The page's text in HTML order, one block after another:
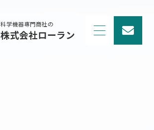
科学機器専門商社の
株式会社ローラン